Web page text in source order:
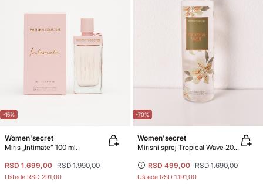
-15%
Women'secret
Miris „Intimate” 100 ml.
RSD 1.699,00 RSD 1.990,00
Uštede RSD 291,00
-70%
Women'secret
Mirisni sprej Tropical Wave 200 ml
RSD 499,00 RSD 1.690,00
Uštede RSD 1.191,00